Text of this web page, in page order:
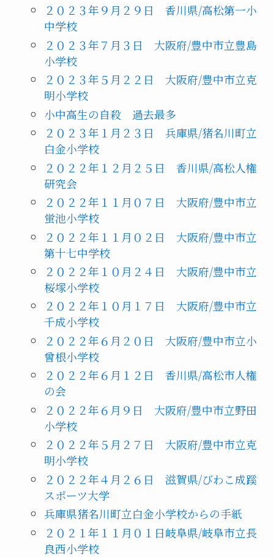
２０２３年９月２９日 香川県/高松第一小
中学校
２０２３年７月３日 大阪府/豊中市立豊島
小学校
２０２３年５月２２日 大阪府/豊中市立克
明小学校
小中高生の自殺 過去最多
２０２３年１月２３日 兵庫県/猪名川町立
白金小学校
２０２２年１２月２５日 香川県/高松人権
研究会
２０２２年１１月０７日 大阪府/豊中市立
蛍池小学校
２０２２年１１月０２日 大阪府/豊中市立
第十七中学校
２０２２年１０月２４日 大阪府/豊中市立
桜塚小学校
２０２２年１０月１７日 大阪府/豊中市立
千成小学校
２０２２年６月２０日 大阪府/豊中市立小
曾根小学校
２０２２年６月１２日 香川県/高松市人権
の会
２０２２年６月９日 大阪府/豊中市立野田
小学校
２０２２年５月２７日 大阪府/豊中市立克
明小学校
２０２２年４月２６日 滋賀県/びわこ成蹊
スポーツ大学
兵庫県猪名川町立白金小学校からの手紙
２０２１年１１月０１日岐阜県/岐阜市立長
良西小学校